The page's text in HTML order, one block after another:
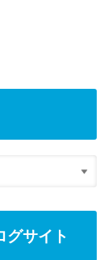
グサイト